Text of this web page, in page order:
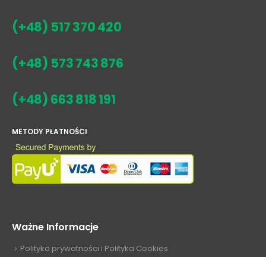
(+48) 517 370 420
(+48) 573 743 876
(+48) 663 818 191
METODY PŁATNOŚCI
Ważne Informacje
Polityka prywatności i Polityka Cookies